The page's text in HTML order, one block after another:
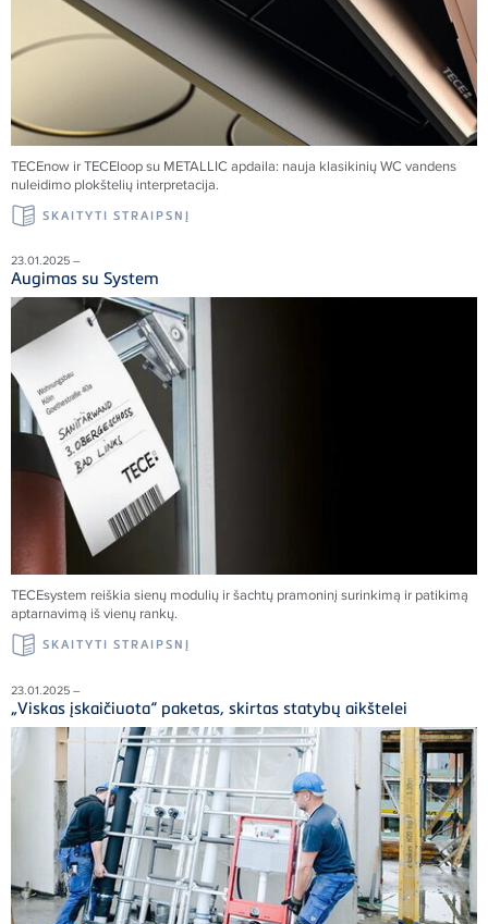
TECEnow irTECEloop su METALLIC apdaila: nauja klasikinių WC vandens
nuleidimo plokštelių interpretacija.
SKAITYTI STRAIPSNĮ
23.01.2025 –
Augimas su System
TECEsystem reiškia sienų modulių ir šachtų pramoninį surinkimą ir patikimą
aptarnavimą iš vienų rankų.
SKAITYTI STRAIPSNĮ
23.01.2025 –
„Viskas įskaičiuota“ paketas, skirtas statybų aikštelei